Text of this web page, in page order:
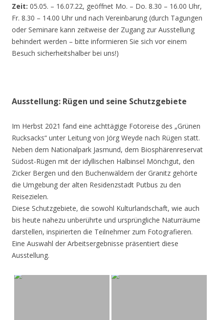
Zeit: 05.05. – 16.07.22, geöffnet Mo. – Do. 8.30 – 16.00 Uhr,
Fr. 8.30 – 14.00 Uhr und nach Vereinbarung (durch Tagungen
oder Seminare kann zeitweise der Zugang zur Ausstellung
behindert werden – bitte informieren Sie sich vor einem
Besuch sicherheitshalber bei uns!)
Ausstellung: Rügen und seine Schutzgebiete
Im Herbst 2021 fand eine achttägige Fotoreise des „Grünen
Rucksacks“ unter Leitung von Jörg Weyde nach Rügen statt.
Neben dem Nationalpark Jasmund, dem Biosphärenreservat
Südost-Rügen mit der idyllischen Halbinsel Mönchgut, den
Zicker Bergen und den Buchenwäldern der Granitz gehörte
die Umgebung der alten Residenzstadt Putbus zu den
Reisezielen.
Diese Schutzgebiete, die sowohl Kulturlandschaft, wie auch
bis heute nahezu unberührte und ursprüngliche Naturräume
darstellen, inspirierten die Teilnehmer zum Fotografieren.
Eine Auswahl der Arbeitsergebnisse präsentiert diese
Ausstellung.